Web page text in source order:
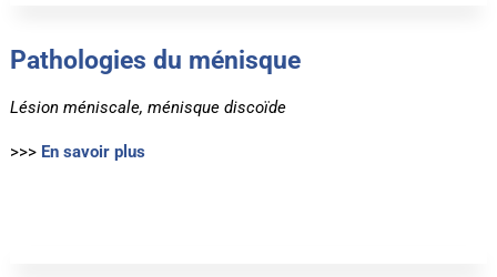
Pathologies du ménisque
Lésion méniscale, ménisque discoïde
>>> En savoir plus